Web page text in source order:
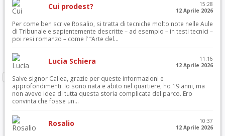
Cui prodest?
15:28
12 Aprile 2026
Per come ben scrive Rosalio, si tratta di tecniche molto note nelle Aule
di Tribunale e sapientemente descritte – ad esempio – in testi tecnici –
poi resi romanzo – come l’ “Arte del...
Lucia Schiera
11:16
12 Aprile 2026
Salve signor Callea, grazie per queste informazioni e
approfondimenti. Io sono nata e abito nel quartiere, ho 19 anni, ma
non avevo idea di tutta questa storia complicata del parco. Ero
convinta che fosse un...
Rosalio
10:37
12 Aprile 2026